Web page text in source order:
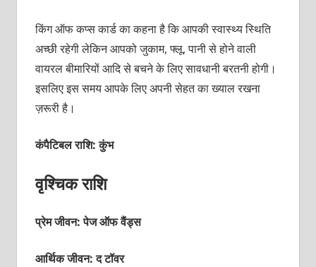
किंग ऑफ कप्‍स कार्ड का कहना है कि आपकी स्‍वास्‍थ्‍य स्थिति
अच्‍छी रहेगी लेकिन आपको जुकाम, फ्लू, पानी से होने वाली
वायरल बीमारियों आदि से बचने के लिए सावधानी बरतनी होगी।
इसलिए इस समय आपके लिए अपनी सेहत का ख्‍याल रखना
ज़रूरी है।
कंपैटिबल राशि: कुंभ
वृश्चिक राशि
प्रेम जीवन: पेज ऑफ वैंड्स
आर्थिक जीवन: द टॉवर